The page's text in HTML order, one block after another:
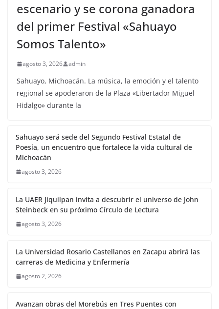
escenario y se corona ganadora
del primer Festival «Sahuayo
Somos Talento»
agosto 3, 2026 admin
Sahuayo, Michoacán. La música, la emoción y el talento
regional se apoderaron de la Plaza «Libertador Miguel
Hidalgo» durante la
Sahuayo será sede del Segundo Festival Estatal de
Poesía, un encuentro que fortalece la vida cultural de
Michoacán
agosto 3, 2026
La UAER Jiquilpan invita a descubrir el universo de John
Steinbeck en su próximo Círculo de Lectura
agosto 3, 2026
La Universidad Rosario Castellanos en Zacapu abrirá las
carreras de Medicina y Enfermería
agosto 2, 2026
Avanzan obras del Morebús en Tres Puentes con